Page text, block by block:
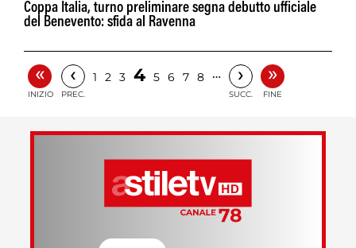
Coppa Italia, turno preliminare segna debutto ufficiale
del Benevento: sfida al Ravenna
«
INIZIO
‹
PREC.
1 2 3 4 5 6 7 8 … ›
SUCC.
»
FINE